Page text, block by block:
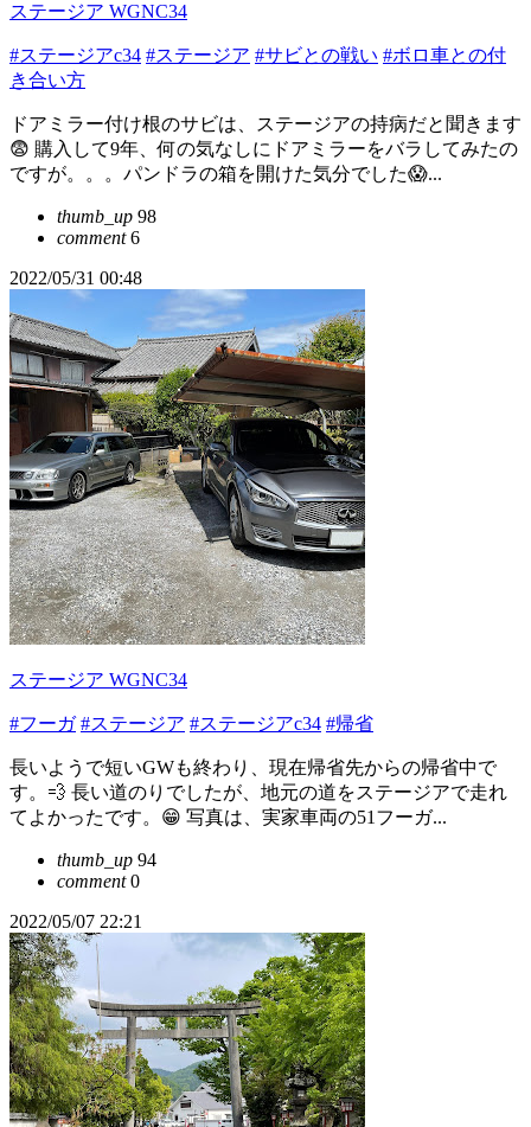
ステージア WGNC34
#ステージアc34 #ステージア #サビとの戦い #ボロ車との付
き合い方
ドアミラー付け根のサビは、ステージアの持病だと聞きます
😨 購入して9年、何の気なしにドアミラーをバラしてみたの
ですが。。。パンドラの箱を開けた気分でした😱...
thumb_up 98
comment6
2022/05/31 00:48
ステージア WGNC34
#フーガ #ステージア #ステージアc34 #帰省
長いようで短いGWも終わり、現在帰省先からの帰省中で
す。💨 長い道のりでしたが、地元の道をステージアで走れ
てよかったです。😁 写真は、実家車両の51フーガ...
thumb_up 94
comment0
2022/05/07 22:21